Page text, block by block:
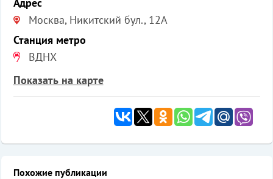
Москва, Никитский бул., 12А
Станция метро
ВДНХ
Показать на карте
Похожие публикации